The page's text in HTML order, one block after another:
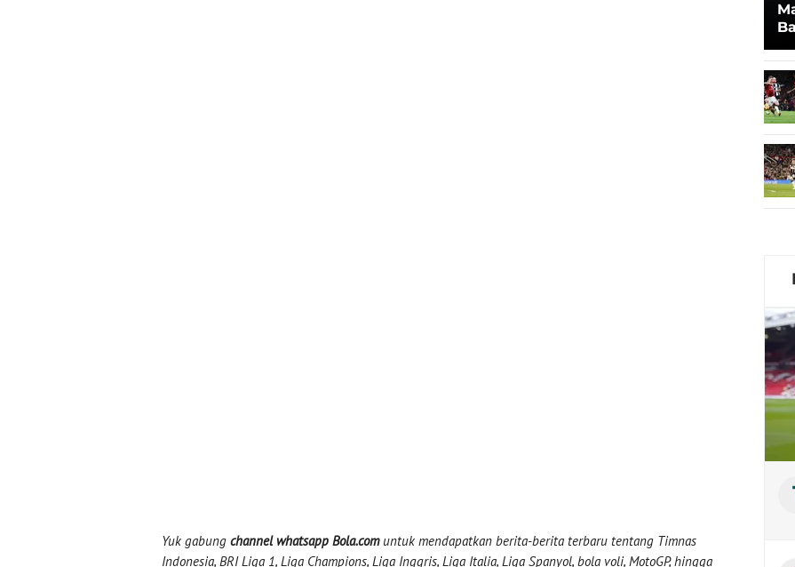
Yuk gabung channel whatsapp Bola.comuntuk mendapatkan berita-berita terbaru tentang Timnas
Indonesia, BRI Liga 1, Liga Champions, Liga Inggris, Liga Italia, Liga Spanyol, bola voli, MotoGP, hingga